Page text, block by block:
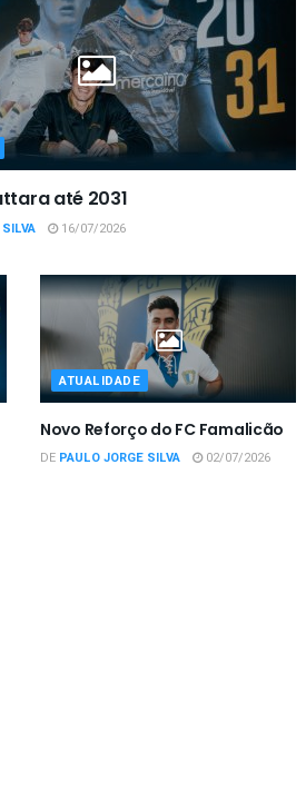
até 2031
16/07/2026
ATUALIDADE
Novo Reforço do FC Famalicão
DE PAULO JORGE SILVA 02/07/2026